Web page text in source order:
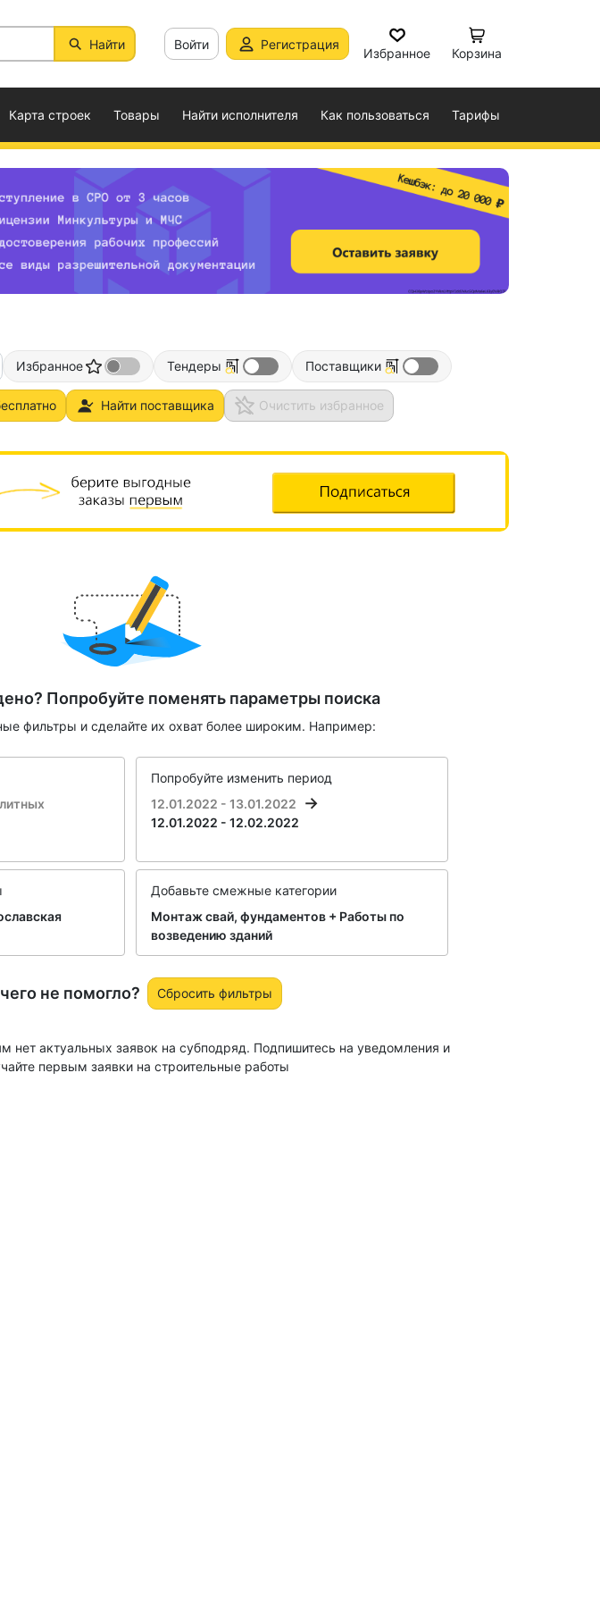
Найти Войти Регистрация
Избранное Корзина
Карта строек Товары Найти исполнителя Как пользоваться Тарифы
Избранное Тендеры Поставщики
Найти поставщика Очистить избранное
Попробуйте поменять параметры поиска
фильтры и сделайте их охват более широким. Например:
Попробуйте изменить период
12.01.2022 - 13.01.2022
12.01.2022 - 12.02.2022
Добавьте смежные категории
Монтаж свай, фундаментов + Работы по
возведению зданий
не помогло? Сбросить фильтры
нет актуальных заявок на субподряд. Подпишитесь на уведомления и
первым заявки на строительные работы